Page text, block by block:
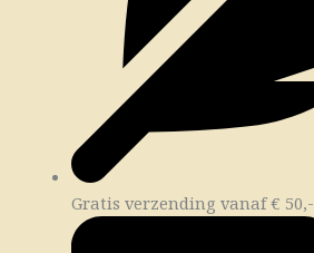
Gratis verzending vanaf € 50,-